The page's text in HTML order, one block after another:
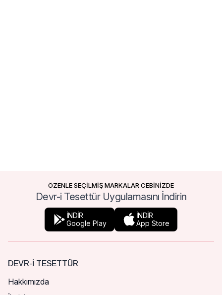
ÖZENLE SEÇİLMİŞ MARKALAR CEBİNİZDE
Devr-i Tesettür Uygulamasını İndirin
İNDİR
Google Play
İNDİR
App Store
DEVR-I TESETTÜR
Hakkımızda